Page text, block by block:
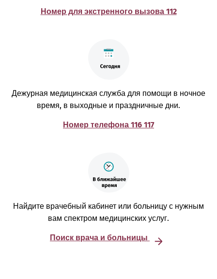
Номер для экстренного вызова 112
Дежурная медицинская служба для помощи в ночное
время, в выходные и праздничные дни.
Номер телефона 116 117
Найдите врачебный кабинет или больницу с нужным
вам спектром медицинских услуг.
Поиск врача и больницы